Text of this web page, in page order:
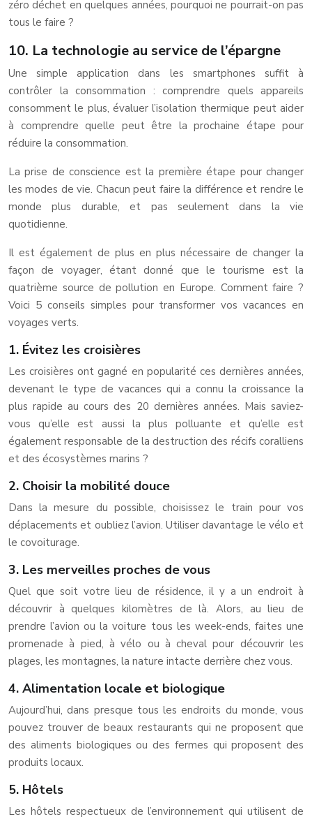
zéro déchet en quelques années, pourquoi ne pourrait-on pas
tous le faire ?
10. La technologie au service de l’épargne
Une simple application dans les smartphones suffit à
contrôler la consommation : comprendre quels appareils
consomment le plus, évaluer l’isolation thermique peut aider
à comprendre quelle peut être la prochaine étape pour
réduire la consommation.
La prise de conscience est la première étape pour changer
les modes de vie. Chacun peut faire la différence et rendre le
monde plus durable, et pas seulement dans la vie
quotidienne.
Il est également de plus en plus nécessaire de changer la
façon de voyager, étant donné que le tourisme est la
quatrième source de pollution en Europe. Comment faire ?
Voici 5 conseils simples pour transformer vos vacances en
voyages verts.
1. Évitez les croisières
Les croisières ont gagné en popularité ces dernières années,
devenant le type de vacances qui a connu la croissance la
plus rapide au cours des 20 dernières années. Mais saviez-
vous qu’elle est aussi la plus polluante et qu’elle est
également responsable de la destruction des récifs coralliens
et des écosystèmes marins ?
2. Choisir la mobilité douce
Dans la mesure du possible, choisissez le train pour vos
déplacements et oubliez l’avion. Utiliser davantage le vélo et
le covoiturage.
3. Les merveilles proches de vous
Quel que soit votre lieu de résidence, il y a un endroit à
découvrir à quelques kilomètres de là. Alors, au lieu de
prendre l’avion ou la voiture tous les week-ends, faites une
promenade à pied, à vélo ou à cheval pour découvrir les
plages, les montagnes, la nature intacte derrière chez vous.
4. Alimentation locale et biologique
Aujourd’hui, dans presque tous les endroits du monde, vous
pouvez trouver de beaux restaurants qui ne proposent que
des aliments biologiques ou des fermes qui proposent des
produits locaux.
5. Hôtels
Les hôtels respectueux de l’environnement qui utilisent de